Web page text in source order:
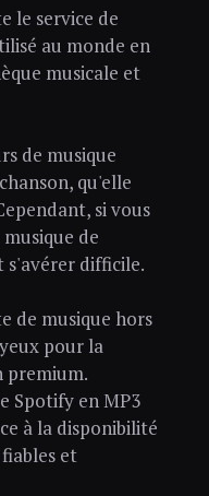
le service de
au monde en
musicale et
de musique
qu'elle
si vous
de
s'avérer difficile.
de musique hors
pour la
premium.
Spotify en MP3
à la disponibilité
et